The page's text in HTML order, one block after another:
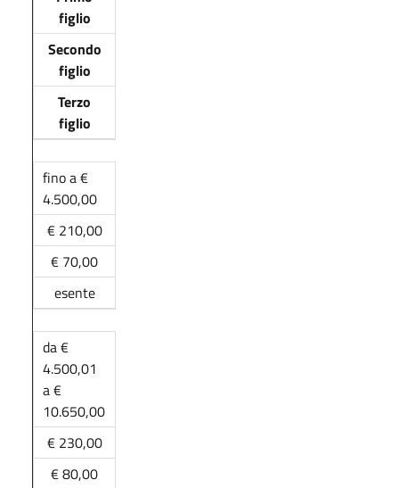
figlio
Secondo
figlio
Terzo
figlio
fino a €
4.500,00
€ 210,00
€ 70,00
esente
da €
4.500,01
a €
10.650,00
€ 230,00
€ 80,00